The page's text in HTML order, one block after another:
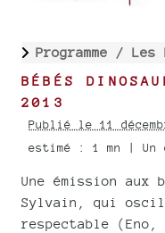
Programme / Les
BÉBÉS
2013
Publié le 11
estimé : 1 mn | Un
Une émission aux
Sylvain, qui
respectable